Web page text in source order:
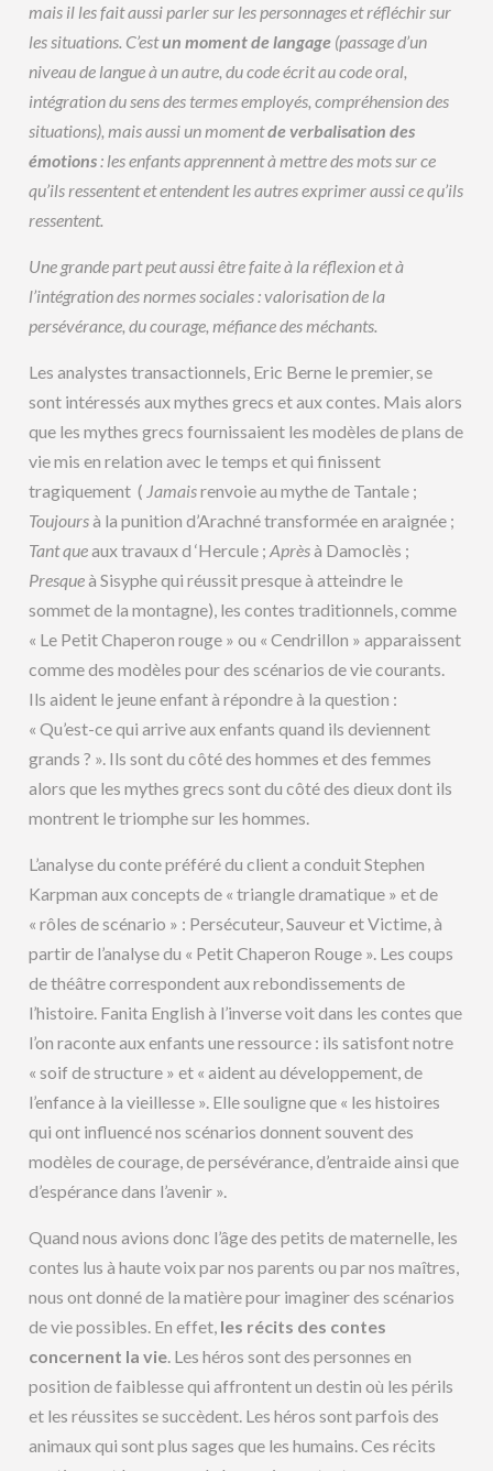
mais il les fait aussi parler sur les personnages et réfléchir sur
les situations. C’estun moment de langage (passage d’un
niveau de langue à un autre, du code écrit au code oral,
intégration du sens des termes employés, compréhension des
situations), mais aussi un momentde verbalisation des
émotions: les enfants apprennent à mettre des mots sur ce
qu’ils ressentent et entendent les autres exprimer aussi ce qu’ils
ressentent.
Une grande part peut aussi être faite à la réflexion et à
l’intégration des normes sociales : valorisation de la
persévérance, du courage, méfiance des méchants.
Les analystes transactionnels, Eric Berne le premier, se
sont intéressés aux mythes grecs et aux contes. Mais alors
que les mythes grecs fournissaient les modèles de plans de
vie mis en relation avec le temps et qui finissent
tragiquement ( Jamaisrenvoie au mythe de Tantale ;
Toujoursà la punition d’Arachné transformée en araignée ;
Tant queaux travaux d ‘Hercule ;Aprèsà Damoclès ;
Presqueà Sisyphe qui réussit presque à atteindre le
sommet de la montagne), les contes traditionnels, comme
« Le Petit Chaperon rouge » ou « Cendrillon » apparaissent
comme des modèles pour des scénarios de vie courants.
Ils aident le jeune enfant à répondre à la question :
« Qu’est-ce qui arrive aux enfants quand ils deviennent
grands ? ». Ils sont du côté des hommes et des femmes
alors que les mythes grecs sont du côté des dieux dont ils
montrent le triomphe sur les hommes.
L’analyse du conte préféré du client a conduit Stephen
Karpman aux concepts de « triangle dramatique » et de
« rôles de scénario » : Persécuteur, Sauveur et Victime, à
partir de l’analyse du « Petit Chaperon Rouge ». Les coups
de théâtre correspondent aux rebondissements de
l’histoire. Fanita English à l’inverse voit dans les contes que
l’on raconte aux enfants une ressource : ils satisfont notre
« soif de structure » et « aident au développement, de
l’enfance à la vieillesse ». Elle souligne que « les histoires
qui ont influencé nos scénarios donnent souvent des
modèles de courage, de persévérance, d’entraide ainsi que
d’espérance dans l’avenir ».
Quand nous avions donc l’âge des petits de maternelle, les
contes lus à haute voix par nos parents ou par nos maîtres,
nous ont donné de la matière pour imaginer des scénarios
de vie possibles. En effet, les récits des contes
concernent la vie. Les héros sont des personnes en
position de faiblesse qui affrontent un destin où les périls
et les réussites se succèdent. Les héros sont parfois des
animaux qui sont plus sages que les humains. Ces récits